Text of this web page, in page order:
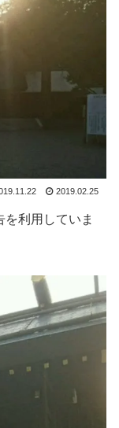
2019.02.25
利用していま